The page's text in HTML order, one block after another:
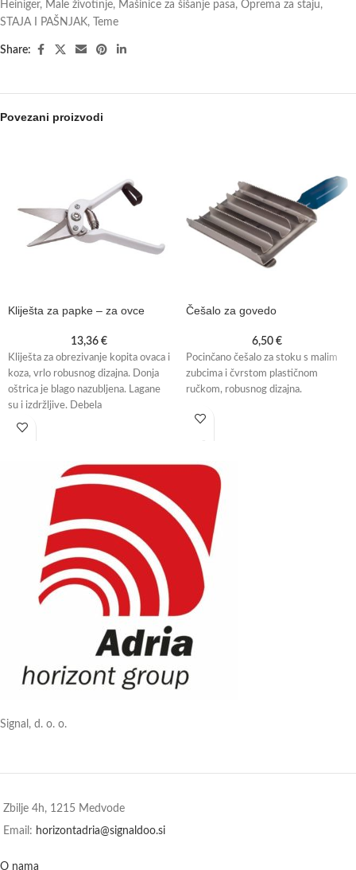
Heiniger, Male životinje, Mašinice za šišanje pasa, Oprema za staju,
STAJA I PAŠNJAK, Teme
Share:
Povezani proizvodi
Kliješta za papke – za ovce
13,36 €
Kliješta za obrezivanje kopita ovaca i
koza, vrlo robusnog dizajna. Donja
oštrica je blago nazubljena. Lagane
su i izdržljive. Debela
Češalo za govedo
6,50 €
Pocinčano češalo za stoku s malim
zubcima i čvrstom plastičnom
ručkom, robusnog dizajna.
Signal, d. o. o.
Zbilje 4h, 1215 Medvode
Email: horizontadria@signaldoo.si
O nama